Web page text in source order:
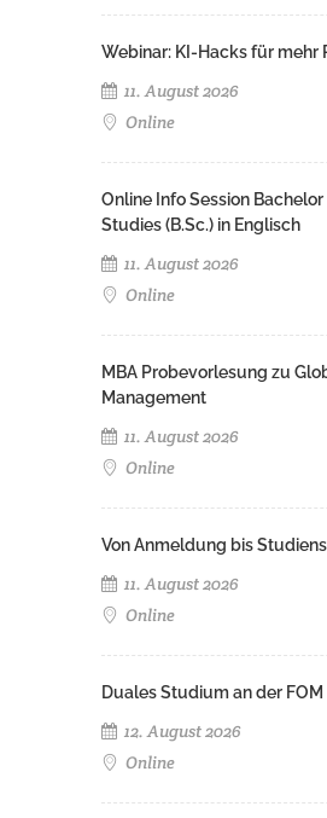
Webinar: KI-Hacks für mehr
11. August 2026
Online
Online Info Session Bachelor
Studies (B.Sc.) in Englisch
11. August 2026
Online
MBA Probevorlesung zu
Management
11. August 2026
Online
Von Anmeldung bis
11. August 2026
Online
Duales Studium an der
12. August 2026
Online